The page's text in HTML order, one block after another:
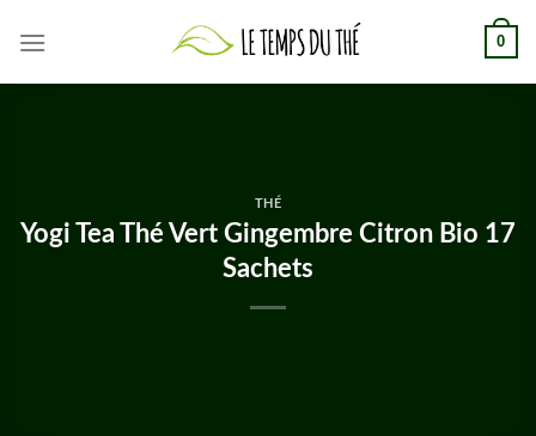
0
THÉ
Yogi Tea Thé Vert Gingembre Citron Bio 17
Sachets